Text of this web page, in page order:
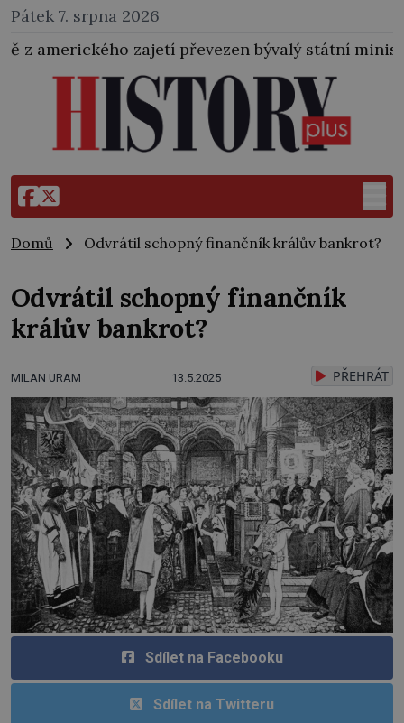
Pátek 7. srpna 2026
převezen bývalý státní ministr pro protektorát K.
Domů Odvrátil schopný finančník králův bankrot?
Odvrátil schopný finančník
králův bankrot?
MILAN URAM 13.5.2025 PŘEHRÁT
Sdílet na Facebooku
Sdílet na Twitteru